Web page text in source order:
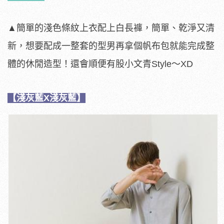
▲簡單的淺色條紋上衣配上白長褲，簡單、乾淨又清
新，想要配成一整套的型男再拿個帆布包就能完成整
體的休閒造型！還會順便有股小文青Style～XD
【淺灰藍X淺灰藍】